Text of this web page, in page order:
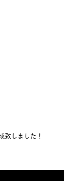
致しました！